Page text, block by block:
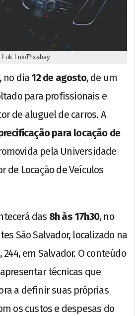
Luk Luk/Pixabay
no dia 12 de agosto, de um
para profissionais e
de aluguel de carros. A
para locação de
pela Universidade
de Locação de Veículos
das 8h às 17h30, no
São Salvador, localizado na
244, em Salvador. O conteúdo
técnicas que
a definir suas próprias
os custos e despesas do